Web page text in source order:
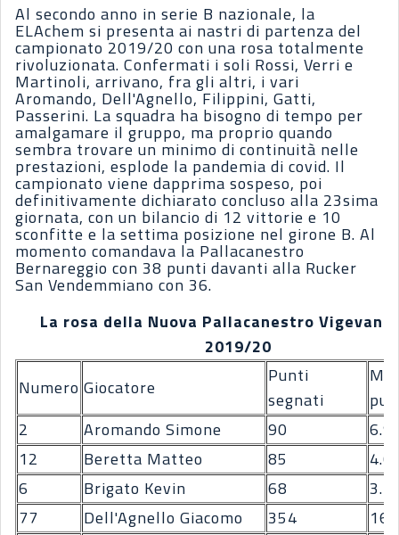
Al secondo anno in serie B nazionale, la
ELAchem si presenta ai nastri di partenza del
campionato 2019/20 con una rosa totalmente
rivoluzionata. Confermati i soli Rossi, Verri e
Martinoli, arrivano, fra gli altri, i vari
Aromando, Dell'Agnello, Filippini, Gatti,
Passerini. La squadra ha bisogno di tempo per
amalgamare il gruppo, ma proprio quando
sembra trovare un minimo di continuità nelle
prestazioni, esplode la pandemia di covid. Il
campionato viene dapprima sospeso, poi
definitivamente dichiarato concluso alla 23sima
giornata, con un bilancio di 12 vittorie e 10
sconfitte e la settima posizione nel girone B. Al
momento comandava la Pallacanestro
Bernareggio con 38 punti davanti alla Rucker
San Vendemmiano con 36.
La rosa della Nuova Pallacanestro Vigevano
2019/20
Numero Giocatore
Punti
segnati
2
Aromando Simone 90
6.9
12
Beretta Matteo 85
4.0
6
Brigato Kevin 68
3.2
77
Dell'Agnello Giacomo 354